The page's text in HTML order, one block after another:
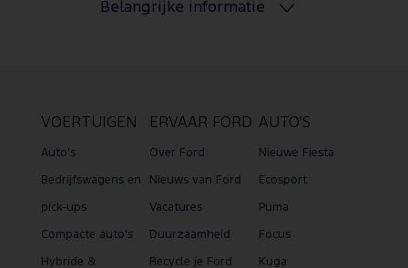
Belangrijke informatie
VOERTUIGEN
Auto's
Bedrijfswagens en
pick-ups
Compacte auto's
Hybride &
ERVAAR FORD
Over Ford
Nieuws van Ford
Vacatures
Duurzaamheid
Recycle je Ford
AUTO'S
Nieuwe Fiesta
Ecosport
Puma
Focus
Kuga